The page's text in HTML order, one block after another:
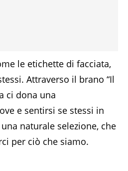
le etichette di facciata,
Attraverso il brano “Il
ci dona una
e sentirsi se stessi in
naturale selezione, che
per ciò che siamo.